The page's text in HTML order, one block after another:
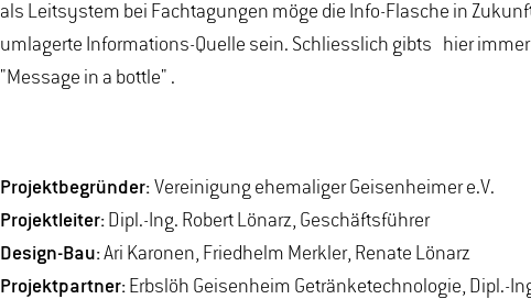
als Leitsystem bei Fachtagungen möge die Info-Flasche in
umlagerte Informations-Quelle sein. Schliesslich gibts hier
"Message in a bottle" .
Projektbegründer:Vereinigung ehemaliger Geisenheimer e.V.
Projektleiter: Dipl.-Ing. Robert Lönarz, Geschäftsführer
Design-Bau:Ari Karonen, Friedhelm Merkler, Renate Lönarz
Projektpartner: Erbslöh Geisenheim Getränketechnologie, Dipl.-